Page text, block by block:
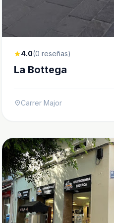
star4.0(0 reseñas)
La Bottega
location_onCarrer Major